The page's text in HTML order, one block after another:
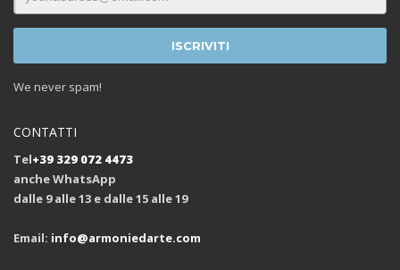
We never spam!
CONTATTI
Tel+39 329 072 4473
anche WhatsApp
dalle 9 alle 13 e dalle 15 alle 19
Email: info@armoniedarte.com